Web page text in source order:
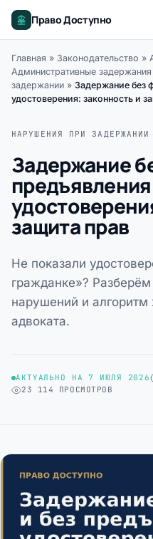
Право Доступно
Главная » Законодательство »
Административные задержания
задержании » Задержание без
удостоверения: законность и
НАРУШЕНИЯ ПРИ ЗАДЕРЖАНИИ
Задержание
предъявления
защита прав
Не показали
гражданке»?
нарушений и алгоритм
адвоката.
АКТУАЛЬНО НА 7 ИЮЛЯ 2026
23 114 ПРОСМОТРОВ